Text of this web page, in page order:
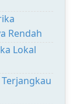
Rendah
Lokal
Terjangkau